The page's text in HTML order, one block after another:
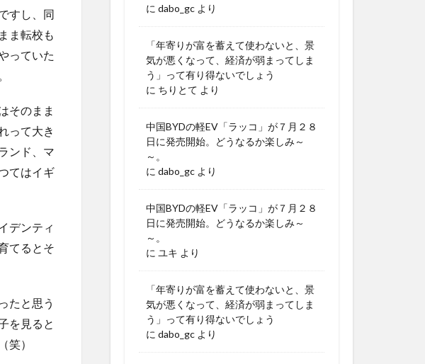
すし、同
ま転校も
っていた
そのまま
って大き
ンド、マ
てはイギ
デンティ
てるとそ
たと思う
を見ると
笑）
に dabo_gc より
「年寄りが富を蓄えて使わないと、景
気が悪くなって、経済が弱まってしま
う」って有り得ないでしょう
に ちりとて より
中国BYDの軽EV「ラッコ」が７月２８
日に発売開始。どうなるか楽しみ～
～。
に dabo_gc より
中国BYDの軽EV「ラッコ」が７月２８
日に発売開始。どうなるか楽しみ～
～。
に ユキ より
「年寄りが富を蓄えて使わないと、景
気が悪くなって、経済が弱まってしま
う」って有り得ないでしょう
に dabo_gc より